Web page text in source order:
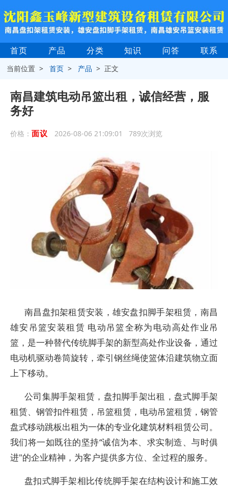
首页 产品 分类 知识 问答 联系
当前位置 >首页 > 产品 > 正文
南昌建筑电动吊篮出租，诚信经营，服
务好
价格： 面议 2026-08-06 21:09:01 789次浏览
南昌盘扣架租赁安装，雄安盘扣脚手架租赁，南昌
雄安吊篮安装租赁 电动吊篮全称为电动高处作业吊
篮，是一种替代传统脚手架的新型高处作业设备，通过
电动机驱动卷筒旋转，牵引钢丝绳使篮体沿建筑物立面
上下移动。‌
公司集脚手架租赁，盘扣脚手架出租，盘式脚手架
租赁、钢管扣件租赁，吊篮租赁，电动吊篮租赁，钢管
盘式移动跳板出租为一体的专业化建筑材料租赁公司。
我们将一如既往的坚持“诚信为本、求实制造、与时俱
进"的企业精神，为客户提供多方位、全过程的服务。
盘扣式脚手架相比传统脚手架在结构设计和施工效